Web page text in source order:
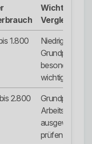
Wichtig beim
Vergleich
1.800
Niedriger
Grundpreis ist
besonders
wichtig.
2.800
Grundpreis und
Arbeitspreis
ausgewogen
prüfen.